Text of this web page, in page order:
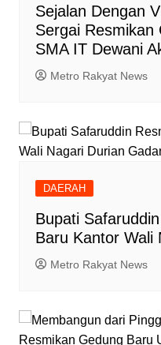
Sejalan Dengan
Sergai Resmikan
SMA IT Dewani
Metro Rakyat News
DAERAH
Bupati
Baru Kantor Wali
Metro Rakyat News